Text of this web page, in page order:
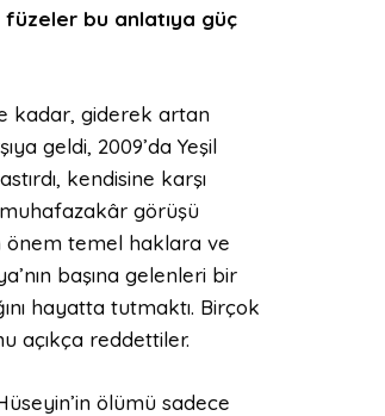
bu anlatıya güç
kadar, giderek artan
geldi, 2009’da Yeşil
kendisine karşı
görüşü
önem temel haklara ve
başına gelenleri bir
hayatta tutmaktı. Birçok
açıkça reddettiler.
ölümü sadece